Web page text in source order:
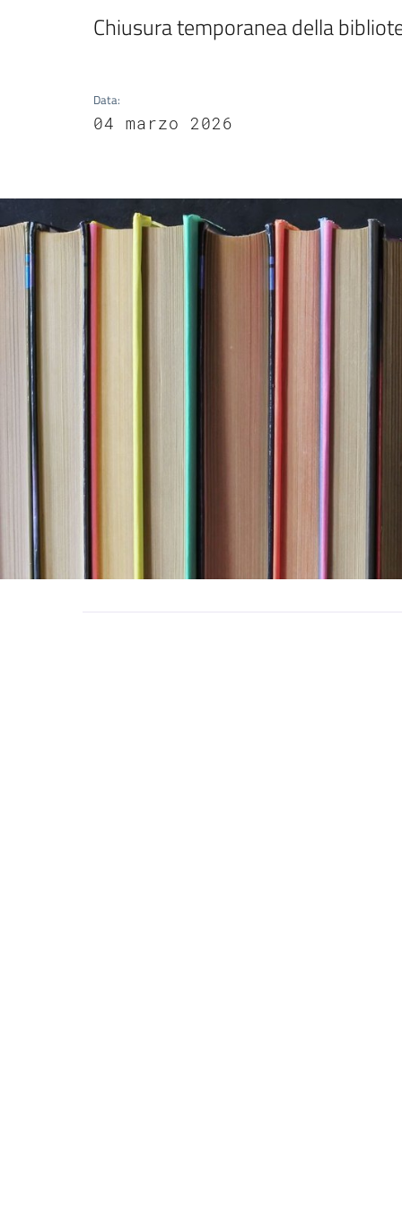
Chiusura temporanea della
Data:
04 marzo 2026